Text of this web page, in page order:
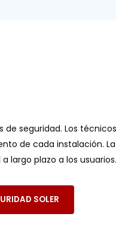
seguridad. Los
de cada instalación. La
largo plazo a los usuarios.
SOLER